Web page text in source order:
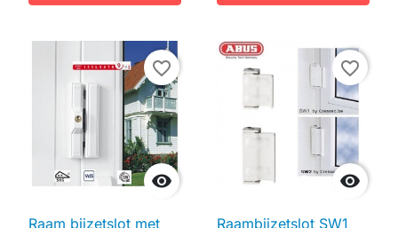

favorite_border
Raam bijzetslot met

favorite_border
Raambijzetslot SW1